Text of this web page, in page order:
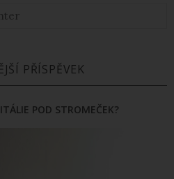
PŘÍSPĚVEK
POD STROMEČEK?